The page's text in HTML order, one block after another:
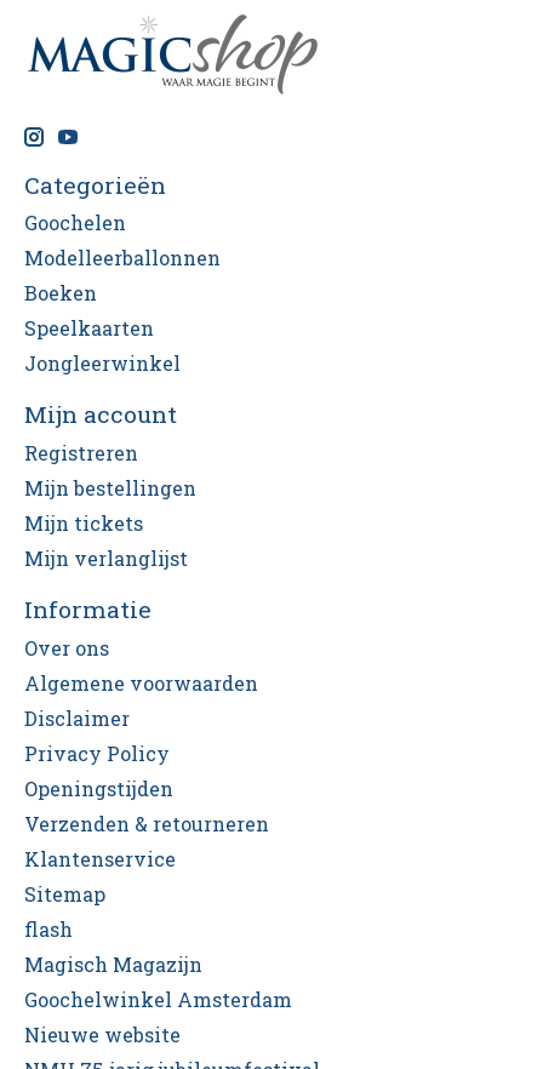
Categorieën
Goochelen
Modelleerballonnen
Boeken
Speelkaarten
Jongleerwinkel
Mijn account
Registreren
Mijn bestellingen
Mijn tickets
Mijn verlanglijst
Informatie
Over ons
Algemene voorwaarden
Disclaimer
Privacy Policy
Openingstijden
Verzenden & retourneren
Klantenservice
Sitemap
flash
Magisch Magazijn
Goochelwinkel Amsterdam
Nieuwe website